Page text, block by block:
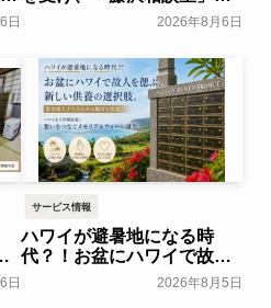
日
開設～アドバンスライフプ
2026年8月6日
日
サービス情報
ハワイが避暑地になる時
代？！お盆にハワイで故人
を偲ぶ、新しい供養の選択
肢。ハワイ永久管理霊園に
2026年8月5日